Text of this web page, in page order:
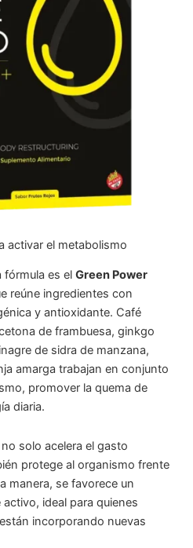
activar el metabolismo
fórmula es el Green Power
reúne ingredientes con
y antioxidante. Café
de frambuesa, ginkgo
de sidra de manzana,
amarga trabajan en conjunto
promover la quema de
diaria.
solo acelera el gasto
protege al organismo frente
manera, se favorece un
ideal para quienes
incorporando nuevas